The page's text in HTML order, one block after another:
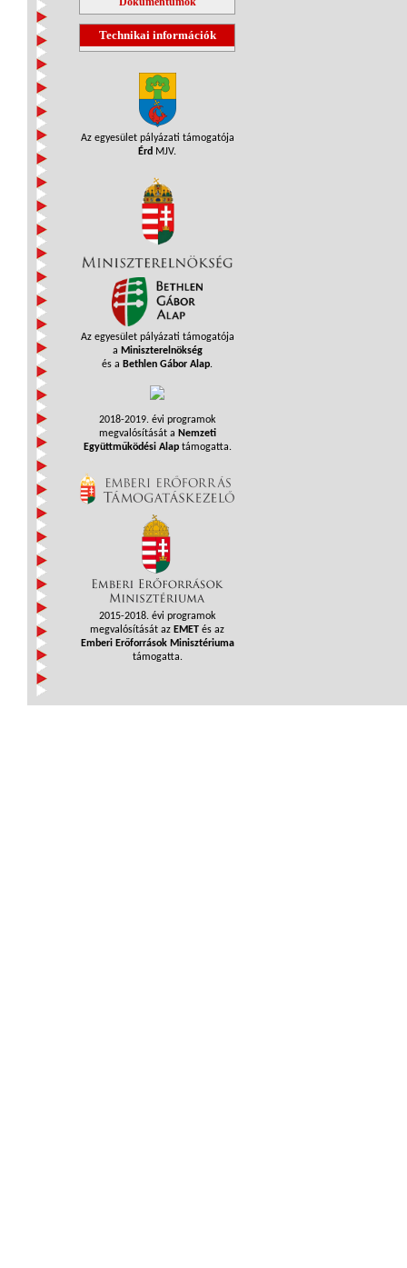
Technikai információk
Az egyesület pályázati támogatója
Érd MJV.
Az egyesület pályázati támogatója
a Miniszterelnökség
és a Bethlen Gábor Alap.
2018-2019. évi programok
megvalósítását a Nemzeti
Együttműködési Alaptámogatta.
2015-2018. évi programok
megvalósítását az EMET és az
Emberi Erőforrások Minisztériuma
támogatta.